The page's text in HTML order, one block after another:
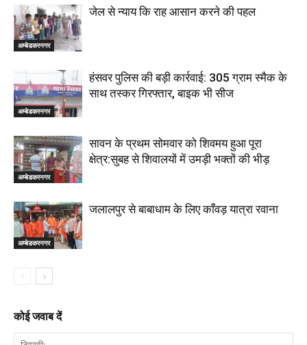
अम्बेडकरनगर
जेल से न्याय कि राह आसान करने की पहल
अम्बेडकरनगर
हंसवर पुलिस की बड़ी कार्रवाई: 305 ग्राम स्मैक के
साथ तस्कर गिरफ्तार, बाइक भी सीज
अम्बेडकरनगर
सावन के प्रथम सोमवार को शिवमय हुआ पूरा
क्षेत्र:सुबह से शिवालयों में उमड़ी भक्तों की भीड़
अम्बेडकरनगर
जलालपुर से बाबाधाम के लिए काँवड़ यात्रा रवाना
कोई जवाब दें